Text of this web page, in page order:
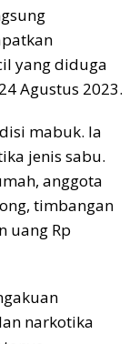
yang diduga
Agustus 2023.
mabuk. Ia
jenis sabu.
anggota
timbangan
uang Rp
narkotika